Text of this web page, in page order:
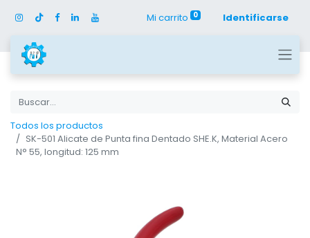
Mi carrito 0 Identificarse
Todos los productos
SK-501 Alicate de Punta fina Dentado SHE.K, Material Acero
N° 55, longitud: 125 mm